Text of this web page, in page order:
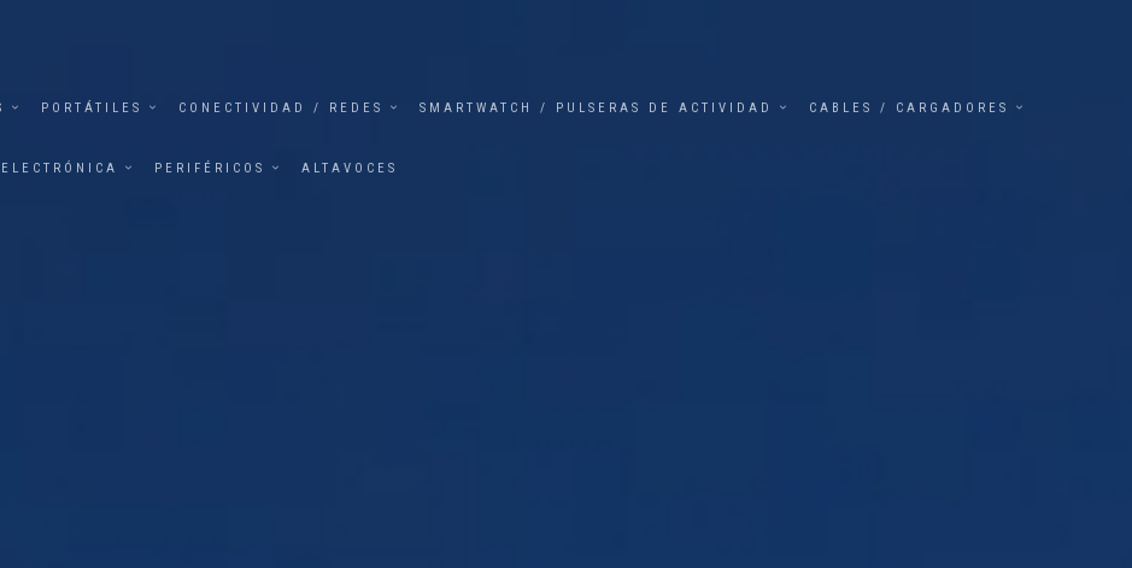
PORTÁTILES CONECTIVIDAD / REDES SMARTWATCH / PULSERAS DE ACTIVIDAD CABLES / CARGADORES
ELECTRÓNICA PERIFÉRICOS ALTAVOCES